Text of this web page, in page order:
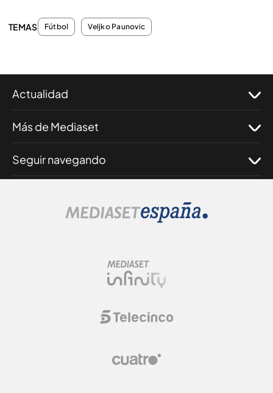
TEMAS Fútbol Veljko Paunovic
Actualidad
Más de Mediaset
Seguir navegando